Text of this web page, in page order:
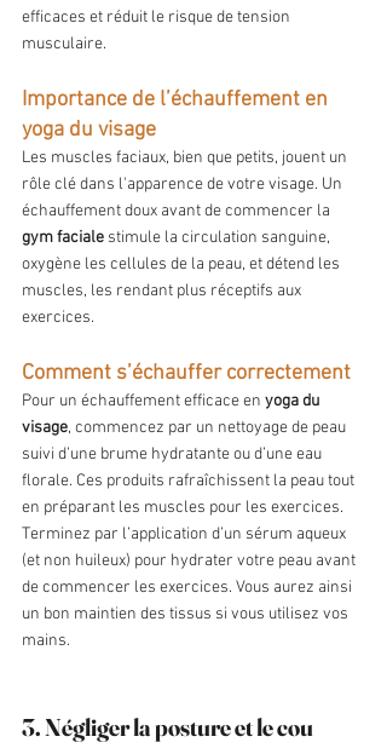
efficaces et réduit le risque de tension
musculaire.
Importance de l’échauffement en
yoga du visage
Les muscles faciaux, bien que petits, jouent un
rôle clé dans l'apparence de votre visage. Un
échauffement doux avant de commencer la
gym faciale stimule la circulation sanguine,
oxygène les cellules de la peau, et détend les
muscles, les rendant plus réceptifs aux
exercices.
Comment s’échauffer correctement
Pour un échauffement efficace en yoga du
visage, commencez par un nettoyage de peau
suivi d’une brume hydratante ou d’une eau
florale. Ces produits rafraîchissent la peau tout
en préparant les muscles pour les exercices.
Terminez par l’application d’un sérum aqueux
(et non huileux) pour hydrater votre peau avant
de commencer les exercices. Vous aurez ainsi
un bon maintien des tissus si vous utilisez vos
mains.
3. Négliger la posture et le cou